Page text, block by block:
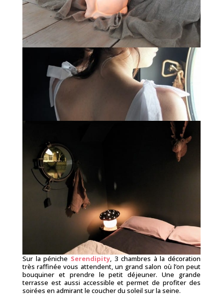
Sur la péniche Serendipity, 3 chambres à la décoration
très raffinée vous attendent, un grand salon où l’on peut
bouquiner et prendre le petit déjeuner. Une grande
terrasse est aussi accessible et permet de profiter des
soirées en admirant le coucher du soleil sur la seine.